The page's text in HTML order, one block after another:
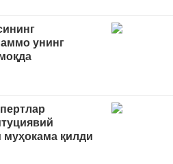
унинг
муҳокама қилди